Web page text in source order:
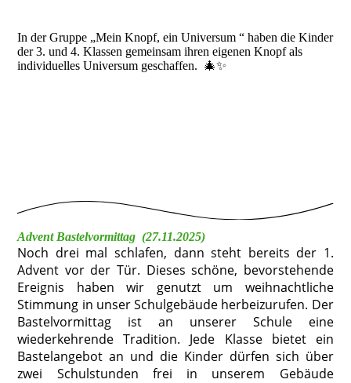
In der Gruppe „Mein Knopf, ein Universum “ haben die Kinder
der 3. und 4. Klassen gemeinsam ihren eigenen Knopf als
individuelles Universum geschaffen. 🎄✨
Advent Bastelvormittag (27.11.2025)
Noch drei mal schlafen, dann steht bereits der 1.
Advent vor der Tür. Dieses schöne, bevorstehende
Ereignis haben wir genutzt um weihnachtliche
Stimmung in unser Schulgebäude herbeizurufen. Der
Bastelvormittag ist an unserer Schule eine
wiederkehrende Tradition. Jede Klasse bietet ein
Bastelangebot an und die Kinder dürfen sich über
zwei Schulstunden frei in unserem Gebäude